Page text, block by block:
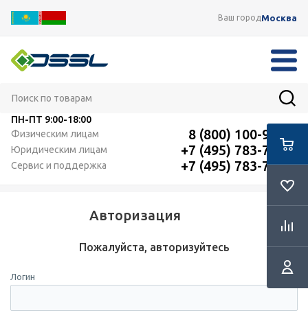
Ваш городМосква
ПН-ПТ 9:00-18:00
Физическим лицам
8 (800) 100-91-12
Юридическим лицам +7 (495) 783-72-87
Сервис и поддержка +7 (495) 783-72-87
Авторизация
Пожалуйста, авторизуйтесь
Логин